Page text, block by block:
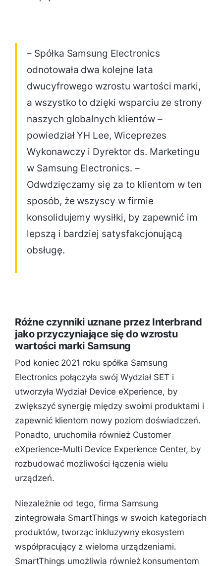
– Spółka Samsung Electronics
odnotowała dwa kolejne lata
dwucyfrowego wzrostu wartości marki,
a wszystko to dzięki wsparciu ze strony
naszych globalnych klientów –
powiedział YH Lee, Wiceprezes
Wykonawczy i Dyrektor ds. Marketingu
w Samsung Electronics. –
Odwdzięczamy się za to klientom w ten
sposób, że wszyscy w firmie
konsolidujemy wysiłki, by zapewnić im
lepszą i bardziej satysfakcjonującą
obsługę.
Różne czynniki uznane przez Interbrand
jako przyczyniające się do wzrostu
wartości marki Samsung
Pod koniec 2021 roku spółka Samsung
Electronics połączyła swój Wydział SET i
utworzyła Wydział Device eXperience, by
zwiększyć synergię między swoimi produktami i
zapewnić klientom nowy poziom doświadczeń.
Ponadto, uruchomiła również Customer
eXperience-Multi Device Experience Center, by
rozbudować możliwości łączenia wielu
urządzeń.
Niezależnie od tego, firma Samsung
zintegrowała SmartThings w swoich kategoriach
produktów, tworząc inkluzywny ekosystem
współpracujący z wieloma urządzeniami.
SmartThings umożliwia również konsumentom